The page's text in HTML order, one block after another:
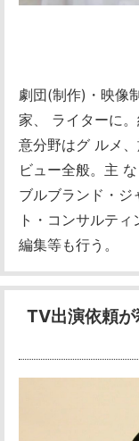
劇団(制作)・映像
家、 ライターに
意分野はグ ルメ
ビュー全般。主
ブルブランド・ジ
ト・コンサルテ
編集等も行う。
TV出演依頼